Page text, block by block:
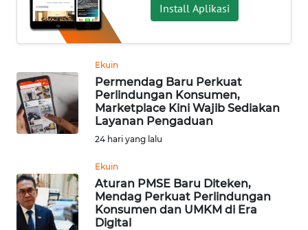
Install Aplikasi
Ekuin
Permendag Baru Perkuat
Perlindungan Konsumen,
Marketplace Kini Wajib Sediakan
Layanan Pengaduan
24 hari yang lalu
Ekuin
Aturan PMSE Baru Diteken,
Mendag Perkuat Perlindungan
Konsumen dan UMKM di Era
Digital
KRIMINAL
EKUIN
SAINS-TEKNO
INTERNASIONAL
SERBA-SERBI